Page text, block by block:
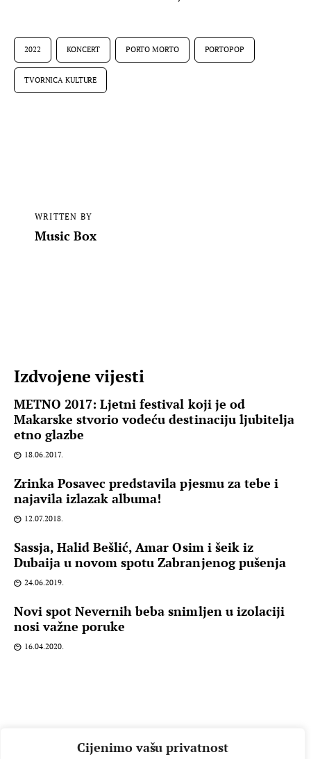
Cijenimo vašu privatnost
2022 KONCERT PORTO MORTO PORTOPOP
TVORNICA KULTURE
WRITTEN BY
Music Box
Izdvojene vijesti
METNO 2017: Ljetni festival koji je od
Makarske stvorio vodeću destinaciju ljubitelja
etno glazbe
18.06.2017.
Zrinka Posavec predstavila pjesmu za tebe i
najavila izlazak albuma!
12.07.2018.
Sassja, Halid Bešlić, Amar Osim i šeik iz
Dubaija u novom spotu Zabranjenog pušenja
24.06.2019.
Novi spot Nevernih beba snimljen u izolaciji
nosi važne poruke
16.04.2020.